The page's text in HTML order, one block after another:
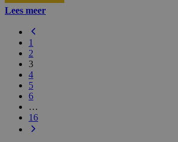
Lees meer
1
2
3
4
5
6
…
16